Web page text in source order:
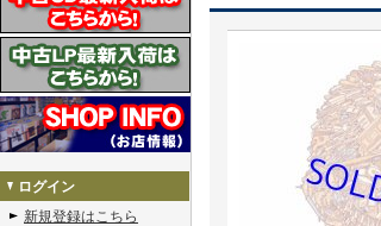
ログイン
新規登録はこちら